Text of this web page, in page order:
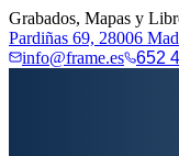
Grabados, Mapas y
Pardiñas 69, 28006
info@frame.es
652